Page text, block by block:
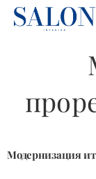
Модернизация